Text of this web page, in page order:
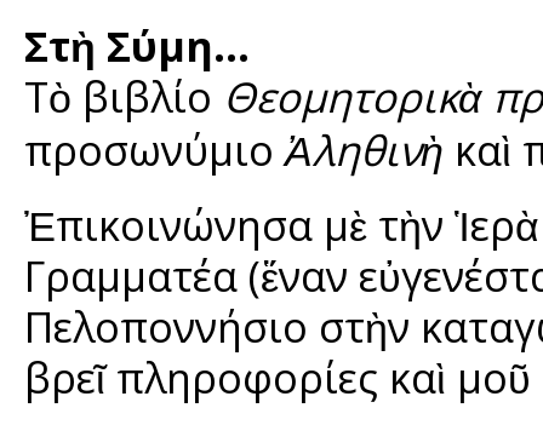
Στὴ Σύμη…
Τὸ βιβλίο Θεομητορικὰ
προσωνύμιοἈληθινὴ καὶ
Ἐπικοινώνησα μὲ τὴν
Γραμματέα (ἕναν
Πελοποννήσιο στὴν
βρεῖ πληροφορίες καὶ